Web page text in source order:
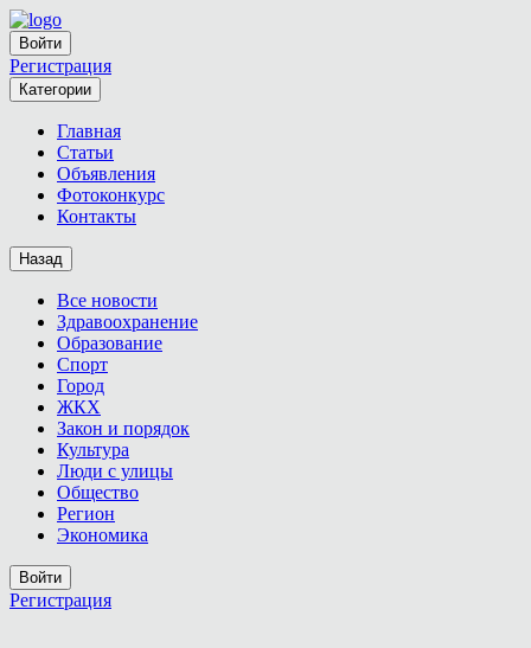
Войти
Регистрация
Категории
Главная
Статьи
Объявления
Фотоконкурс
Контакты
Назад
Все новости
Здравоохранение
Образование
Спорт
Город
ЖКХ
Закон и порядок
Культура
Люди с улицы
Общество
Регион
Экономика
Войти
Регистрация